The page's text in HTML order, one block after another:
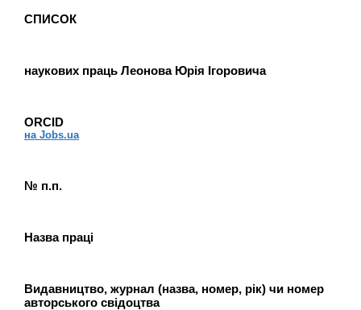
СПИСОК
наукових праць Леонова Юрія Ігоровича
ORCID
на Jobs.ua
№ п.п.
Назва праці
Видавництво, журнал (назва, номер, рік) чи номер
авторського свідоцтва